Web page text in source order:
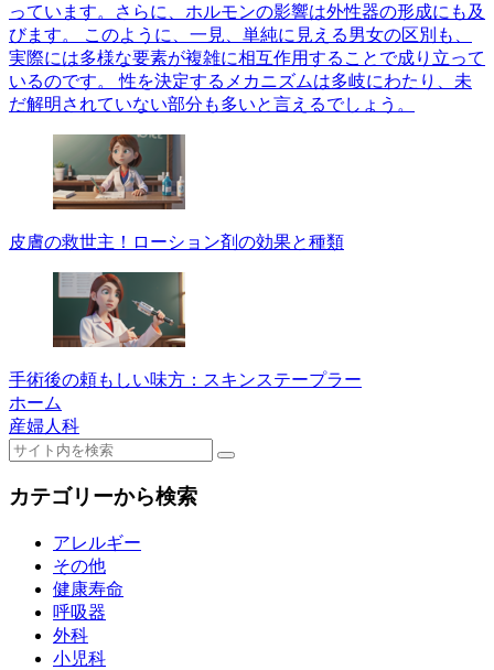
っています。さらに、ホルモンの影響は外性器の形成にも及
びます。 このように、一見、単純に見える男女の区別も、
実際には多様な要素が複雑に相互作用することで成り立って
いるのです。 性を決定するメカニズムは多岐にわたり、未
だ解明されていない部分も多いと言えるでしょう。
皮膚の救世主！ローション剤の効果と種類
手術後の頼もしい味方：スキンステープラー
ホーム
産婦人科
カテゴリーから検索
アレルギー
その他
健康寿命
呼吸器
外科
小児科